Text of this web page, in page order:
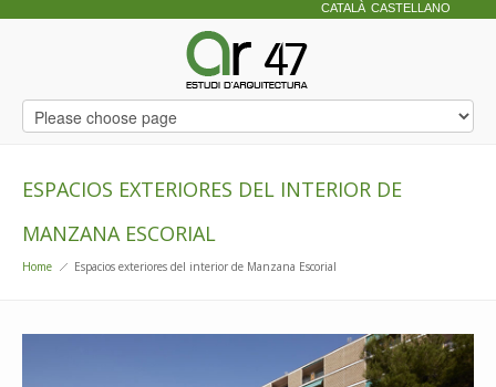
CATALÀ CASTELLANO
ESPACIOS EXTERIORES DEL INTERIOR DE
MANZANA ESCORIAL
Home Espacios exteriores del interior de Manzana Escorial